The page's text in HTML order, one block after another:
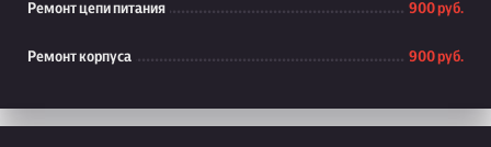
Ремонт цепи питания 900 руб.
Ремонт корпуса 900 руб.